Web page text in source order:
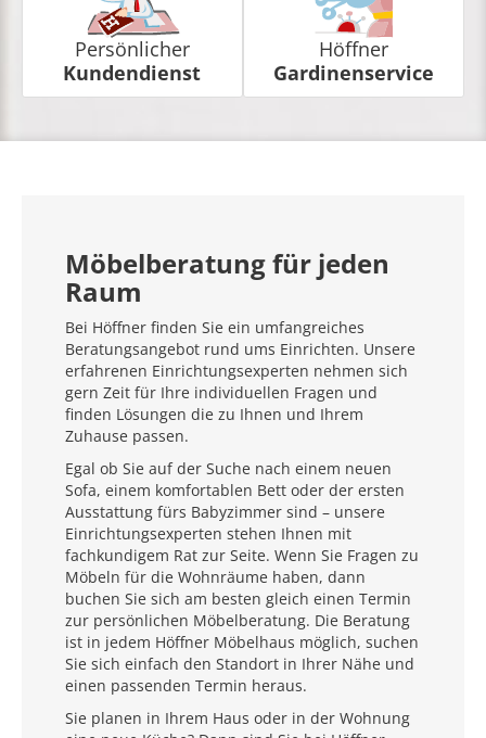
Persönlicher
Kundendienst
Höffner
Gardinenservice
Möbelberatung für jeden
Raum
Bei Höffner finden Sie ein umfangreiches
Beratungsangebot rund ums Einrichten. Unsere
erfahrenen Einrichtungsexperten nehmen sich
gern Zeit für Ihre individuellen Fragen und
finden Lösungen die zu Ihnen und Ihrem
Zuhause passen.
Egal ob Sie auf der Suche nach einem neuen
Sofa, einem komfortablen Bett oder der ersten
Ausstattung fürs Babyzimmer sind – unsere
Einrichtungsexperten stehen Ihnen mit
fachkundigem Rat zur Seite. Wenn Sie Fragen zu
Möbeln für die Wohnräume haben, dann
buchen Sie sich am besten gleich einen Termin
zur persönlichen Möbelberatung. Die Beratung
ist in jedem Höffner Möbelhaus möglich, suchen
Sie sich einfach den Standort in Ihrer Nähe und
einen passenden Termin heraus.
Sie planen in Ihrem Haus oder in der Wohnung